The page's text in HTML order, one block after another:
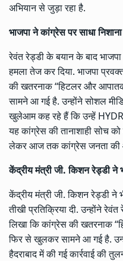
अभियान से जुड़ा रहा है.
भाजपा ने कांग्रेस पर साधा निशाना
रेवंत रेड्डी के बयान के बाद
हमला तेज कर दिया. भाजपा
की खतरनाक “हिटलर और
सामने आ गई है. उन्होंने सोशल
खुलेआम कह रहे हैं कि उन्हें
यह कांग्रेस की तानाशाही सोच
लेकर आज तक कांग्रेस जनता की
केंद्रीय मंत्री जी. किशन रेड्डी ने
केंद्रीय मंत्री जी. किशन रेड्डी ने
तीखी प्रतिक्रिया दी. उन्होंने
लिखा कि कांग्रेस की खतरनाक
फिर से खुलकर सामने आ गई है.
हैदराबाद में की गई कार्रवाई की